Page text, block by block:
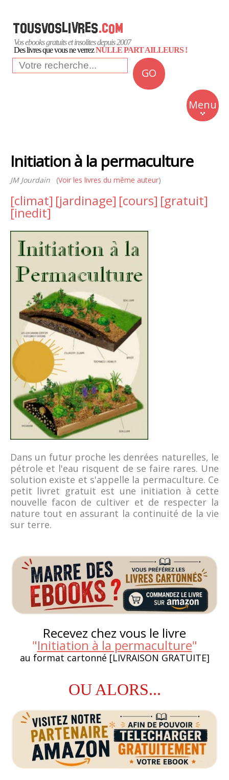
Vos ebooks gratuits et insolites depuis 2007
Des livres que vous ne verrezNULLE PART AILLEURS !
GO
Menu
Insolite
Business
Culture
Initiation à la permaculture
JM Jourdain (Voir les livres du même auteur)
[climat] [jardinage] [cours] [gratuit]
[inedit]
Dans un futur proche les denrées naturelles, le
pétrole et l'eau risquent de se faire rares. Une
solution existe et s'appelle la permaculture. Ce
petit livret gratuit est une initiation à cette
nouvelle facon de cultiver et de respecter la
nature tout en assurant la continuité de la vie
sur terre.
Recevez chez vous le livre
"Initiation à la permaculture"
au format cartonné [LIVRAISON GRATUITE]
OU ALORS...